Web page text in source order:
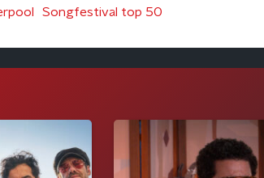
Songfestival top 50